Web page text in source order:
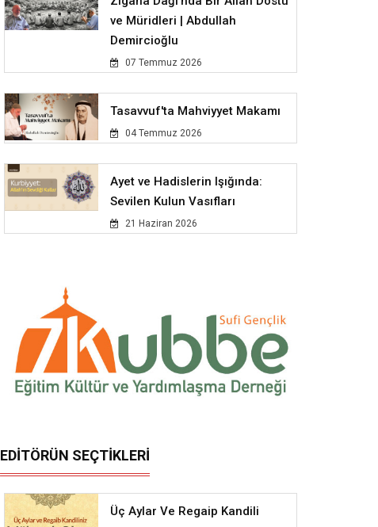
ve Müridleri | Abdullah
Demircioğlu
07 Temmuz 2026
Tasavvuf'ta Mahviyyet Makamı
04 Temmuz 2026
Ayet ve Hadislerin Işığında:
Sevilen Kulun Vasıfları
21 Haziran 2026
EDİTÖRÜN SEÇTİKLERİ
Üç Aylar Ve Regaip Kandili